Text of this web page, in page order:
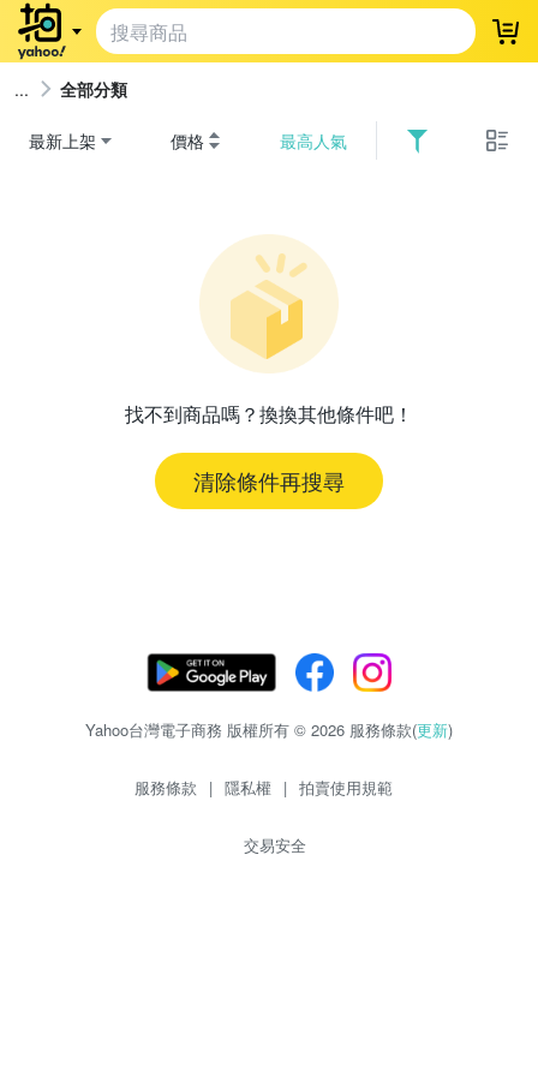
登
全部分類
最新上架 價格 最高人氣
找不到商品嗎？換換其他條件吧！
清除條件再搜尋
Yahoo台灣電子商務 版權所有 © 2026 服務條款(更新)
服務條款 | 隱私權 | 拍賣使用規範
交易安全